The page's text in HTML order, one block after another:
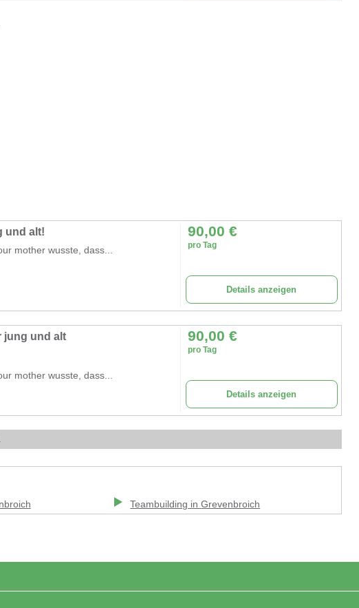
und alt!
mother wusste, dass...
90,00 €
pro Tag
Details anzeigen
jung und alt
mother wusste, dass...
90,00 €
pro Tag
Details anzeigen
Teambuilding inGrevenbroich